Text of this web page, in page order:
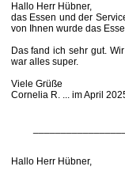
Hallo Herr Hübner,
das Essen und der
von Ihnen wurde das
Das fand ich sehr gut.
war alles super.
Viele Grüße
Cornelia R. ... im April
Hallo Herr Hübner,